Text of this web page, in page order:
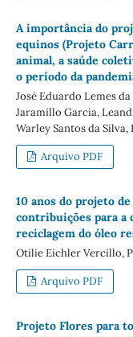
A importância do
equinos (Projeto
animal, a saúde
o período da
José Eduardo Lemes
Jaramillo Garcia,
Warley Santos da Silva,
Arquivo PDF
10 anos do projeto
contribuições para a
reciclagem do óleo
Otilie Eichler Vercillo,
Arquivo PDF
Projeto Flores para